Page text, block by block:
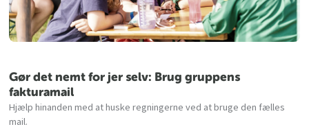
Gør det nemt for jer selv: Brug gruppens
fakturamail
Hjælp hinanden med at huske regningerne ved at bruge den fælles
mail.